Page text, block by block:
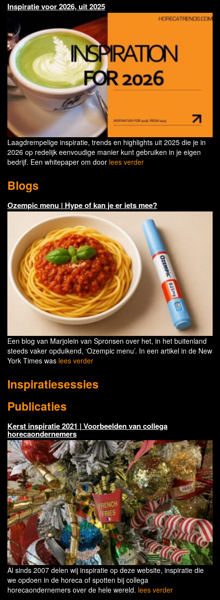
Inspiratie voor 2026, uit 2025
Laagdrempelige inspiratie, trends en highlights uit 2025 die je in
2026 op redelijk eenvoudige manier kunt gebruiken in je eigen
bedrijf. Een whitepaper om door lees verder
Blogs
Ozempic menu | Hype of kan je er iets mee?
Een blog van Marjolein van Spronsen over het, in het buitenland
steeds vaker opduikend, ‘Ozempic menu’. In een artikel in de New
York Times was lees verder
Inspiratiesessies
Publicaties
Kerst inspiratie 2021 | Voorbeelden van collega
horecaondernemers
Al sinds 2007 delen wij inspiratie op deze website, inspiratie die
we opdoen in de horeca of spotten bij collega
horecaondernemers over de hele wereld. lees verder